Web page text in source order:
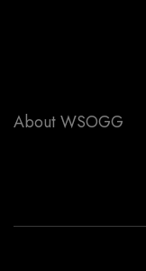
About WSOGG